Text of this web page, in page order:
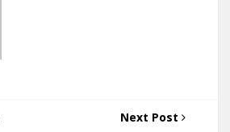
Next Post